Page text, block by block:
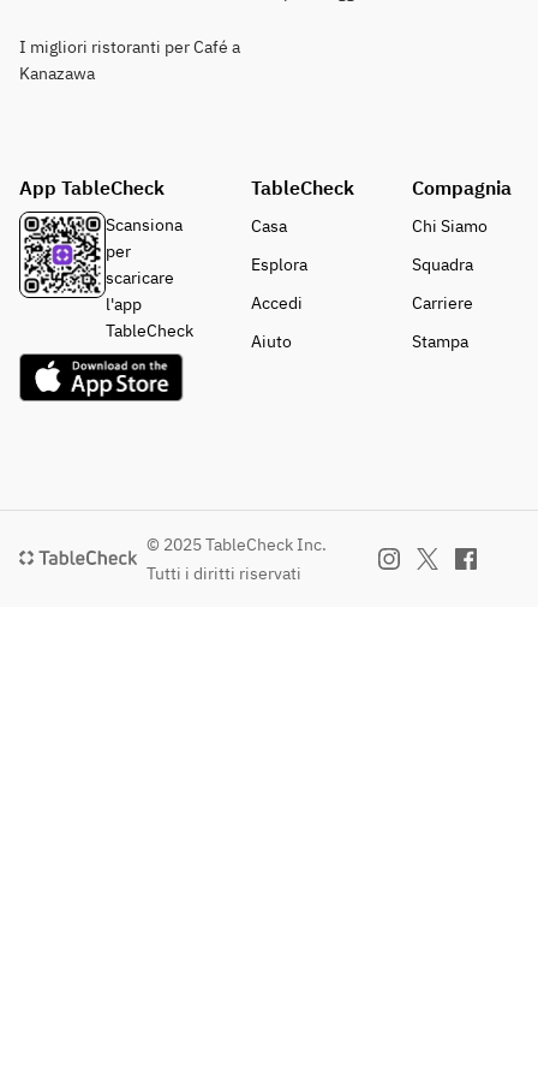
I migliori ristoranti per Café a
Kanazawa
App TableCheck
Scansiona
per
scaricare
l'app
TableCheck
TableCheck
Casa
Esplora
Accedi
Aiuto
Compagnia
Chi Siamo
Squadra
Carriere
Stampa
© 2025 TableCheck Inc.
Tutti i diritti riservati